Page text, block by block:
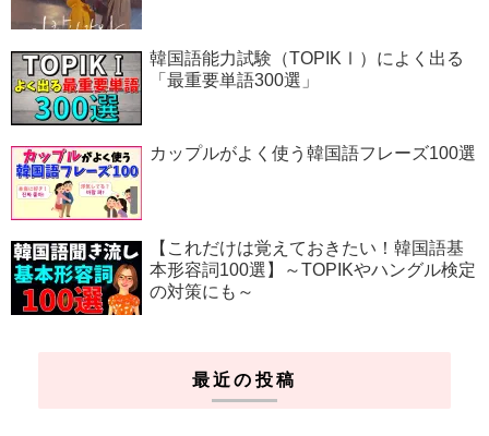
韓国語能力試験（TOPIKⅠ）によく出る
「最重要単語300選」
カップルがよく使う韓国語フレーズ100選
【これだけは覚えておきたい！韓国語基
本形容詞100選】～TOPIKやハングル検定
の対策にも～
最近の投稿